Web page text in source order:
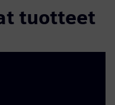
tuotteet